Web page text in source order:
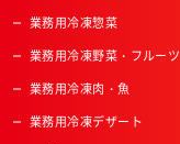
業務用冷凍惣菜
業務用冷凍野菜・フルーツ
業務用冷凍肉・魚
業務用冷凍デザート